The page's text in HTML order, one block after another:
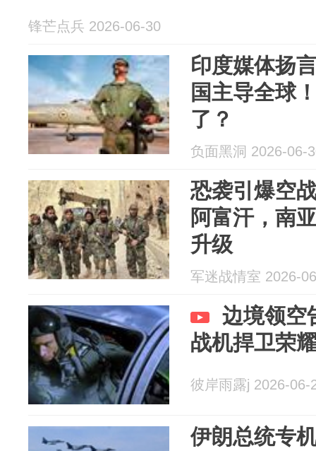
锋芒点兵 2026-06-30
印度媒体扬
国主导全球
了？
负面黑洞 2026-06-
恐袭引爆空
阿富汗，南
升级
军迷战情室 2026-
边境领空
战机捍卫荣
彼岸雨露j 2026-06-
伊朗总统专